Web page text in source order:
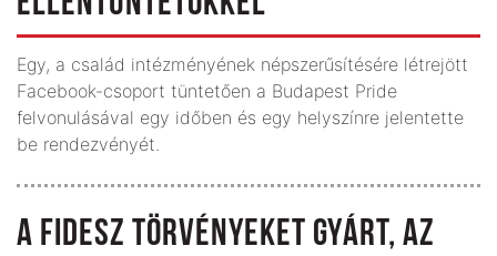
Egy, a család intézményének népszerűsítésére létrejött
Facebook-csoport tüntetően a Budapest Pride
felvonulásával egy időben és egy helyszínre jelentette
be rendezvényét.
A FIDESZ TÖRVÉNYEKET GYÁRT, AZ